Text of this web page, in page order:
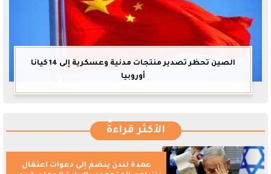
الصين تحظر تصدير منتجات مدنية وعسكرية إلى 14 كيانا
أوروبيا
الأكثر قراءةً
عمدة لندن ينضم إلى دعوات اعتقال